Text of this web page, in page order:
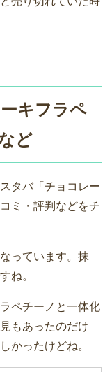
キフラペ
ど
タバ「チョコレー
ミ・評判などをチ
っています。抹
ね。
ペチーノと一体化
もあったのだけ
かったけどね。